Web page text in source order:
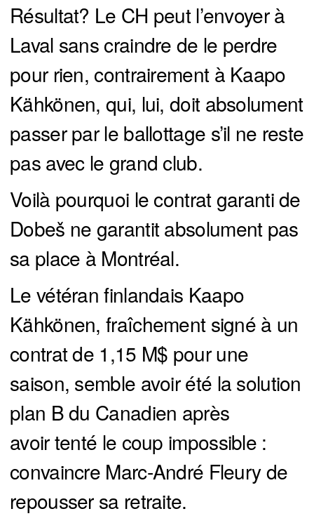
Résultat? Le CH peut l’envoyer à
Laval sans craindre de le perdre
pour rien, contrairement à Kaapo
Kähkönen, qui, lui, doit absolument
passer par le ballottage s’il ne reste
pas avec le grand club.
Voilà pourquoi le contrat garanti de
Dobeš ne garantit absolument pas
sa place à Montréal.
Le vétéran finlandais Kaapo
Kähkönen, fraîchement signé à un
contrat de 1,15 M$ pour une
saison, semble avoir été la solution
plan B du Canadien après
avoir tenté le coup impossible :
convaincre Marc-André Fleury de
repousser sa retraite.